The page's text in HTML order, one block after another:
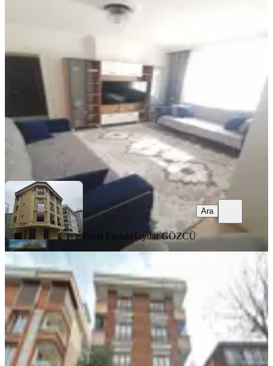
Barış'tan Marmaraya Yakın 16 Yaş
Binada 4 Cepheli Satılık Daire
Küçükçekmece, Yeni Mahalle Mahallesi
2+1 ·95 m²· 3. Kat·13.06.2026
4.565.000 ₺Yatırım Skoru
Barış Emlak Haydar GÖZCÜ
Barış EmlakHaydar GÖZCÜ
Ara
Ekşinar Gayrimenkul'den Genç
Binada Satılık 2+1 Daire
Küçükçekmece, Yeni Mahalle Mahallesi
2+1· 80 m²·1. Kat·25.05.2026
5.500.000 ₺Geri Dönüş: 13 yıl